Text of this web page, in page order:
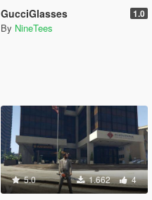
GucciGlasses 1.0
By NineTees
5.0 1.662 4